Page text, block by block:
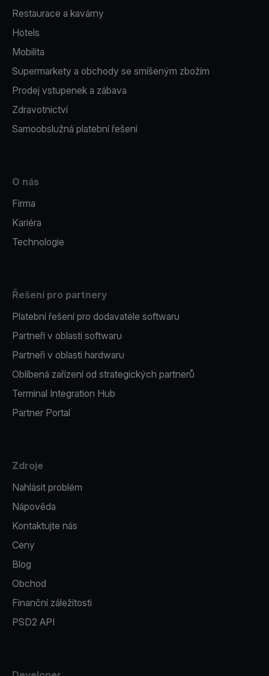
Restaurace a kavárny
Hotels
Mobilita
Supermarkety a obchody se smíšeným zbožím
Prodej vstupenek a zábava
Zdravotnictví
Samoobslužná platební řešení
O nás
Firma
Kariéra
Technologie
Řešení pro partnery
Platební řešení pro dodavatele softwaru
Partneři v oblasti softwaru
Partneři v oblasti hardwaru
Oblíbená zařízení od strategických partnerů
Terminal Integration Hub
Partner Portal
Zdroje
Nahlásit problém
Nápověda
Kontaktujte nás
Ceny
Blog
Obchod
Finanční záležitosti
PSD2 API